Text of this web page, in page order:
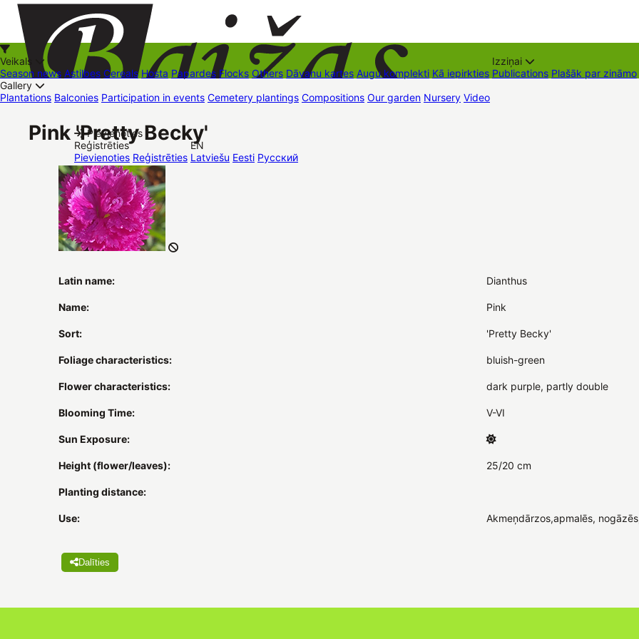
Pievienoties /
Reģistrēties
Pievienoties Reģistrēties
EN
Latviešu Eesti Русский
Veikals
Season news Astilbes Cereals Hosta Papardes Flocks Others Dāvanu kartes Augu komplekti Kā iepirkties
Izziņai
Publications Plašāk par zināmo
Gallery
Plantations Balconies Participation in events Cemetery plantings Compositions Our garden Nursery Video
Pink 'Pretty Becky'
Latin name: Dianthus
Name: Pink
Sort: 'Pretty Becky'
Foliage characteristics: bluish-green
Flower characteristics: dark purple, partly double
Blooming Time: V-VI
Sun Exposure:
Height (flower/leaves): 25/20 cm
Planting distance:
Use: Akmeņdārzos,apmalēs,
Dalīties